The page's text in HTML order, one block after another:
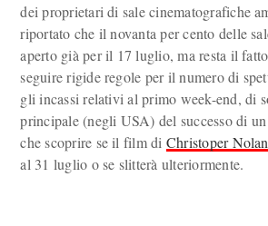
dei proprietari di sale cinematografiche
riportato che il novanta per cento delle
aperto già per il 17 luglio, ma resta il
seguire rigide regole per il numero di
gli incassi relativi al primo week-end, di
principale (negli USA) del successo di
che scoprire se il film di Christoper Nolan
al 31 luglio o se slitterà ulteriormente.